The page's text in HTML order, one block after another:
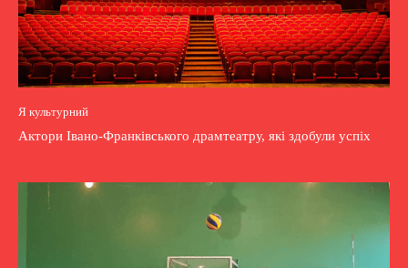
Я культурний
Актори Івано-Франківського драмтеатру, які здобули успіх